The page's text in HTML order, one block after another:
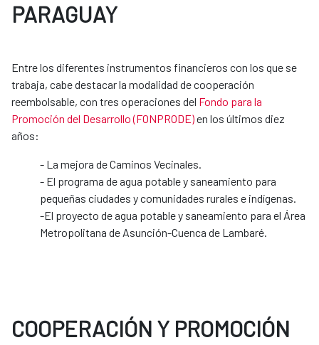
PARAGUAY
Entre los diferentes instrumentos financieros con los que se
trabaja, cabe destacar la modalidad de cooperación
reembolsable, con tres operaciones del Fondo para la
Promoción del Desarrollo (FONPRODE)en los últimos diez
años:
- La mejora de Caminos Vecinales.
- El programa de agua potable y saneamiento para
pequeñas ciudades y comunidades rurales e indígenas.
-El proyecto de agua potable y saneamiento para el Área
Metropolitana de Asunción-Cuenca de Lambaré.
COOPERACIÓN Y PROMOCIÓN